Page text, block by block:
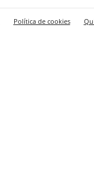
Política de cookies